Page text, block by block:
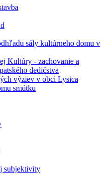
sály kultúrneho domu v
Kultúry - zachovanie a
dedičstva
výziev v obci Lysica
smútku
subjektivity